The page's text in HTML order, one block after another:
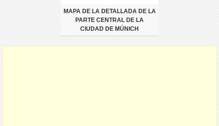
MAPA DE LA DETALLADA DE LA
PARTE CENTRAL DE LA
CIUDAD DE MÚNICH